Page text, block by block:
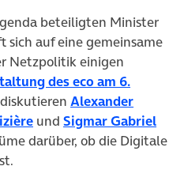
beteiligten Minister
auf eine gemeinsame
Netzpolitik einigen
des eco am 6.
Tab)
Alexander
Tab)(öffnet in neuem Tab)
und Sigmar Gabriel
darüber, ob die Digitale